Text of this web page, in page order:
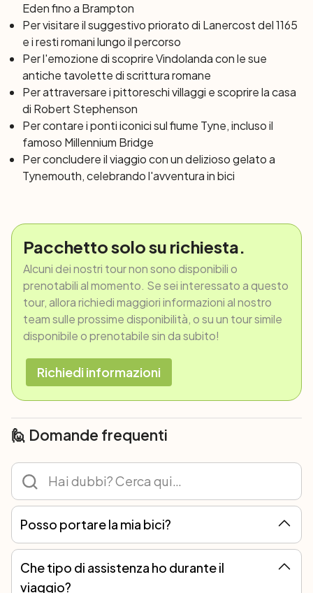
Eden fino a Brampton
Per visitare il suggestivo priorato di Lanercost del 1165
e i resti romani lungo il percorso
Per l'emozione di scoprire Vindolanda con le sue
antiche tavolette di scrittura romane
Per attraversare i pittoreschi villaggi e scoprire la casa
di Robert Stephenson
Per contare i ponti iconici sul fiume Tyne, incluso il
famoso Millennium Bridge
Per concludere il viaggio con un delizioso gelato a
Tynemouth, celebrando l'avventura in bici
Pacchetto solo su richiesta.
Alcuni dei nostri tour non sono disponibili o
prenotabili al momento. Se sei interessato a questo
tour, allora richiedi maggiori informazioni al nostro
team sulle prossime disponibilità, o su un tour simile
disponibile o prenotabile sin da subito!
Richiedi informazioni
🙋 Domande frequenti
Posso portare la mia bici?
Che tipo di assistenza ho durante il
viaggio?